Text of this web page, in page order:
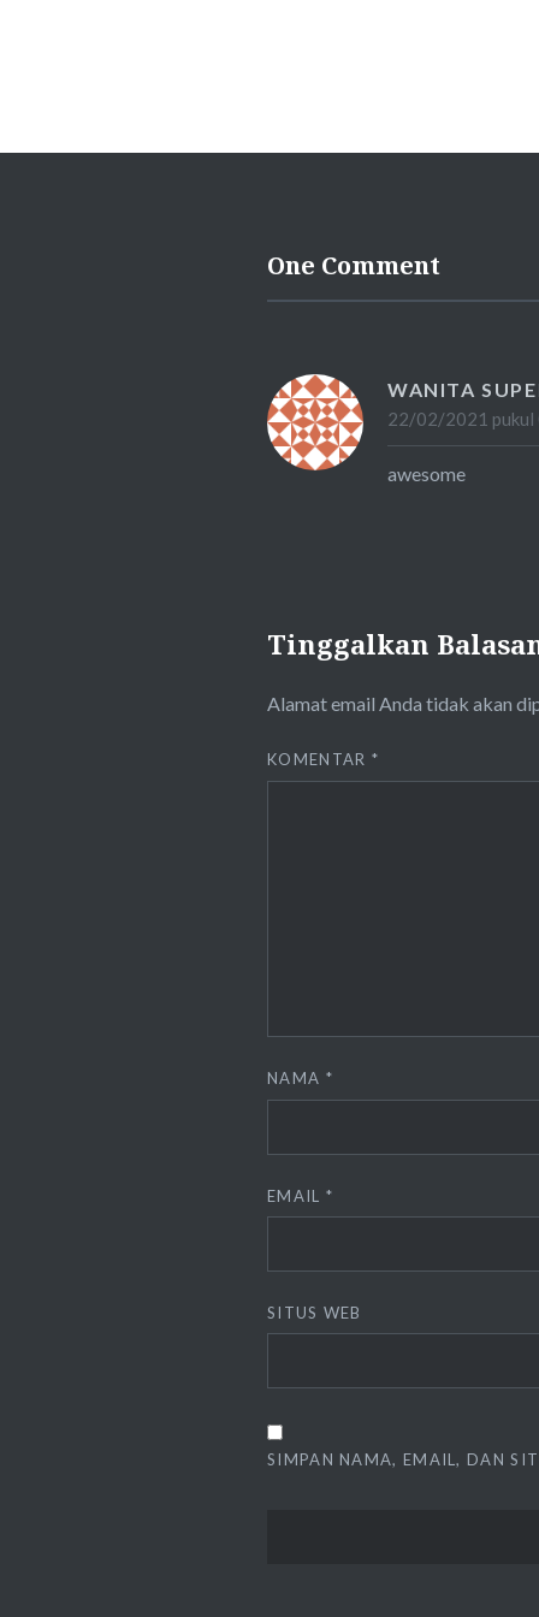
One Comment
WANITA
22/02/2021 pukul
awesome
Tinggalkan
Alamat email Anda tidak akan
KOMENTAR *
NAMA *
EMAIL *
SITUS WEB
SIMPAN NAMA, EMAIL, DAN